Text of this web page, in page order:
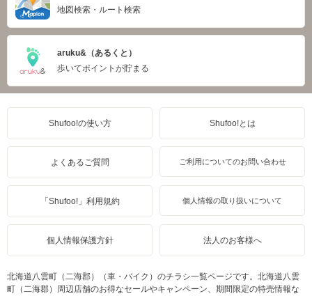
地図検索・ルート検索
aruku&（あるくと）
歩いてポイントが貯まる
Shufoo!の使い方 Shufoo!とは
よくあるご質問 ご利用についてのお問い合わせ
「Shufoo!」利用規約 個人情報の取り扱いについて
個人情報保護方針 法人のお客様へ
北海道八雲町（二海郡）（車・バイク）のチラシ一覧ページです。北海道八雲
町（二海郡）周辺店舗のお得なセールやキャンペーン、期間限定の特売情報な